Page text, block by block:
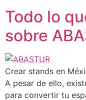
Todo lo
sobre
Crear stands en
A pesar de ello,
para convertir tu